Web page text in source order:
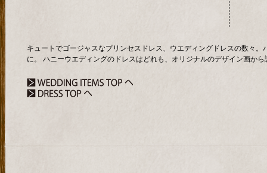
キュートでゴージャスなプリンセスドレス、ウエディングドレスの数々
に。 ハニーウエディングのドレスはどれも、オリジナルのデザイン画か